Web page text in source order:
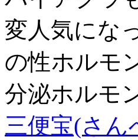
変人気にな
の性ホルモ
分泌ホルモ
三便宝(さん